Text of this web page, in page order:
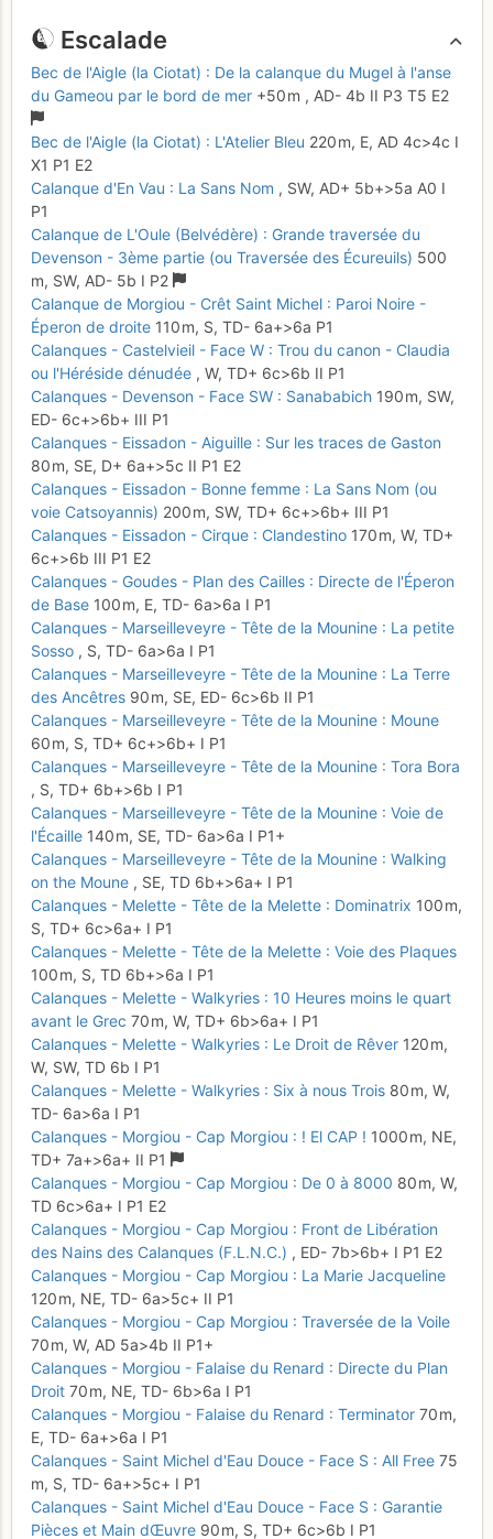
Escalade
Bec de l'Aigle (la Ciotat) : De la calanque du Mugel à l'anse
du Gameou par le bord de mer +50 m , AD- 4b II P3 T5 E2
Bec de l'Aigle (la Ciotat) : L'Atelier Bleu 220 m, E, AD 4c>4c I
X1 P1 E2
Calanque d'En Vau : La Sans Nom , SW, AD+ 5b+>5a A0 I
P1
Calanque de L'Oule (Belvédère) : Grande traversée du
Devenson - 3ème partie (ou Traversée des Écureuils) 500
m, SW, AD- 5b I P2
Calanque de Morgiou - Crêt Saint Michel : Paroi Noire -
Éperon de droite 110 m, S, TD- 6a+>6a P1
Calanques - Castelvieil - Face W : Trou du canon - Claudia
ou l'Héréside dénudée , W, TD+ 6c>6b II P1
Calanques - Devenson - Face SW : Sanababich 190 m, SW,
ED- 6c+>6b+ III P1
Calanques - Eissadon - Aiguille : Sur les traces de Gaston
80 m, SE, D+ 6a+>5c II P1 E2
Calanques - Eissadon - Bonne femme : La Sans Nom (ou
voie Catsoyannis) 200 m, SW, TD+ 6c+>6b+ III P1
Calanques - Eissadon - Cirque : Clandestino 170 m, W, TD+
6c+>6b III P1 E2
Calanques - Goudes - Plan des Cailles : Directe de l'Éperon
de Base 100 m, E, TD- 6a>6a I P1
Calanques - Marseilleveyre - Tête de la Mounine : La petite
Sosso , S, TD- 6a>6a I P1
Calanques - Marseilleveyre - Tête de la Mounine : La Terre
des Ancêtres 90 m, SE, ED- 6c>6b II P1
Calanques - Marseilleveyre - Tête de la Mounine : Moune
60 m, S, TD+ 6c+>6b+ I P1
Calanques - Marseilleveyre - Tête de la Mounine : Tora Bora
, S, TD+ 6b+>6b I P1
Calanques - Marseilleveyre - Tête de la Mounine : Voie de
l'Écaille 140 m, SE, TD- 6a>6a I P1+
Calanques - Marseilleveyre - Tête de la Mounine : Walking
on the Moune , SE, TD 6b+>6a+ I P1
Calanques - Melette - Tête de la Melette : Dominatrix 100 m,
S, TD+ 6c>6a+ I P1
Calanques - Melette - Tête de la Melette : Voie des Plaques
100 m, S, TD 6b+>6a I P1
Calanques - Melette - Walkyries : 10 Heures moins le quart
avant le Grec 70 m, W, TD+ 6b>6a+ I P1
Calanques - Melette - Walkyries : Le Droit de Rêver 120 m,
W, SW, TD 6b I P1
Calanques - Melette - Walkyries : Six à nous Trois 80 m, W,
TD- 6a>6a I P1
Calanques - Morgiou - Cap Morgiou : ! El CAP ! 1000 m, NE,
TD+ 7a+>6a+ II P1
Calanques - Morgiou - Cap Morgiou : De 0 à 8000 80 m, W,
TD 6c>6a+ I P1 E2
Calanques - Morgiou - Cap Morgiou : Front de Libération
des Nains des Calanques (F.L.N.C.) , ED- 7b>6b+ I P1 E2
Calanques - Morgiou - Cap Morgiou : La Marie Jacqueline
120 m, NE, TD- 6a>5c+ II P1
Calanques - Morgiou - Cap Morgiou : Traversée de la Voile
70 m, W, AD 5a>4b II P1+
Calanques - Morgiou - Falaise du Renard : Directe du Plan
Droit 70 m, NE, TD- 6b>6a I P1
Calanques - Morgiou - Falaise du Renard : Terminator 70 m,
E, TD- 6a+>6a I P1
Calanques - Saint Michel d'Eau Douce - Face S : All Free 75
m, S, TD- 6a+>5c+ I P1
Calanques - Saint Michel d'Eau Douce - Face S : Garantie
Pièces et Main dŒuvre 90 m, S, TD+ 6c>6b I P1